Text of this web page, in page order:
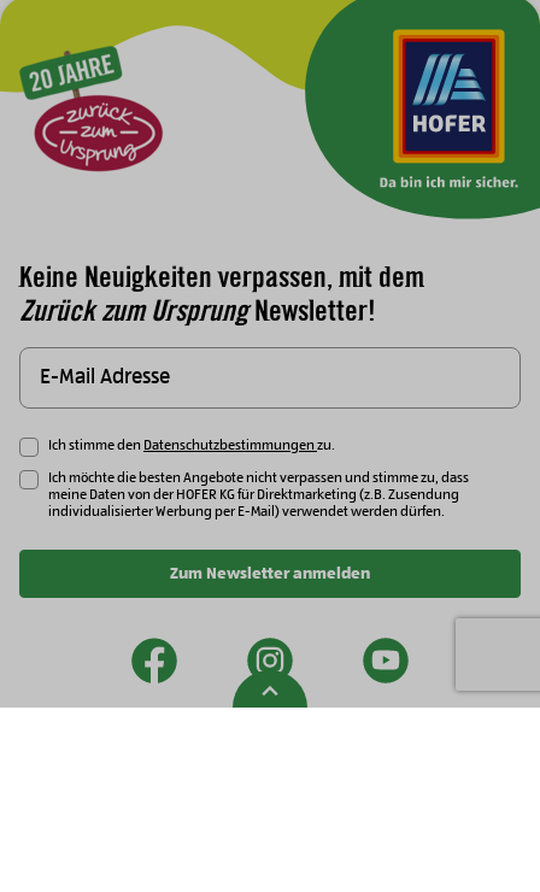
Zur Hauptnavigation
Keine Neuigkeiten verpassen, mit dem
Zurück zum UrsprungNewsletter!
Ich stimme den Datenschutzbestimmungenzu.
Ich möchte die besten Angebote nicht verpassen und stimme zu, dass
meine Daten von der HOFER KG für Direktmarketing (z.B. Zusendung
individualisierter Werbung per E-Mail) verwendet werden dürfen.
Zum Newsletter anmelden
facebookinstagram
Zur Spitze gehen